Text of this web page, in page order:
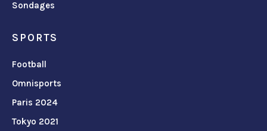
Sondages
SPORTS
Football
Omnisports
Paris 2024
Tokyo 2021